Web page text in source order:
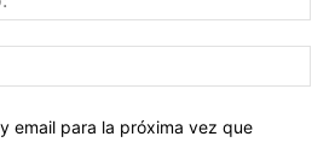
email para la próxima vez que